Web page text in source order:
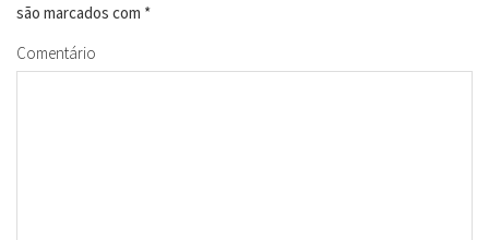
são marcados com *
Comentário